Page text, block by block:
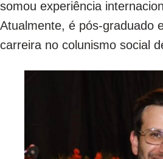
somou experiência
Atualmente, é pós-graduado
carreira no colunismo social